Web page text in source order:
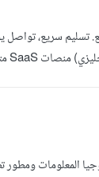
تسليم سريع،
المعلومات